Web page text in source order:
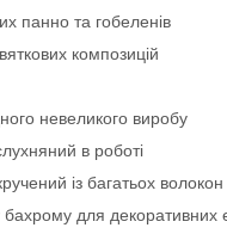
панно та гобеленів
композицій
невеликого виробу
в роботі
із багатьох волокон
бахрому для декоративних